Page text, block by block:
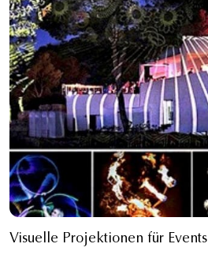
Visuelle Projektionen für Events